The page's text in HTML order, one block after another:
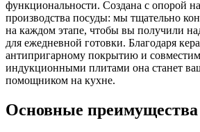
функциональности. Создана с опорой
производства посуды: мы тщательно
на каждом этапе, чтобы вы получили
для ежедневной готовки. Благодаря
антипригарному покрытию и
индукционными плитами она станет
помощником на кухне.
Основные преимущества